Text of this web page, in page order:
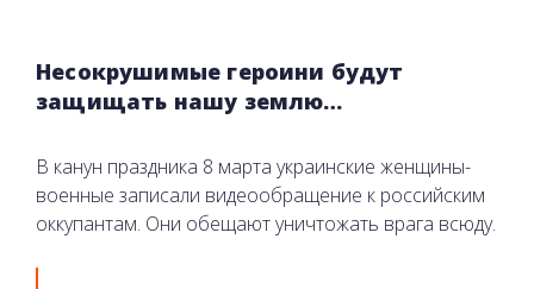
Несокрушимые героини будут
защищать нашу землю…
В канун праздника 8 марта украинские женщины-
военные записали видеообращение к российским
оккупантам. Они обещают уничтожать врага всюду.